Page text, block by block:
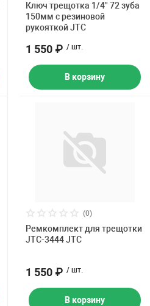
Ключ трещотка 1/4" 72 зуба
150мм с резиновой
рукояткой JTC
1 550 ₽ / шт.
В корзину
(0)
Ремкомплект для трещотки
JTC-3444 JTC
1 550 ₽ / шт.
В корзину